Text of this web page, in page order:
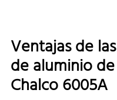
Ventajas de
de aluminio
Chalco 6005A